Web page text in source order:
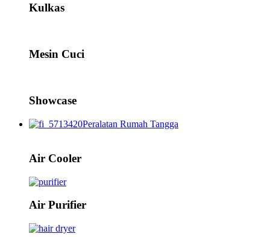
Kulkas
Mesin Cuci
Showcase
Peralatan Rumah Tangga
Air Cooler
Air Purifier